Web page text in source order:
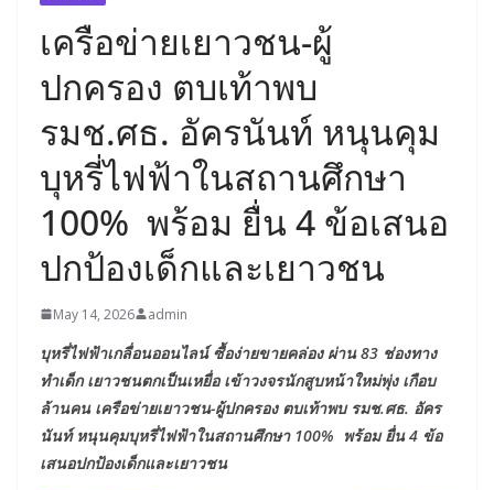
เครือข่ายเยาวชน-ผู้
ปกครอง ตบเท้าพบ
รมช.ศธ. อัครนันท์ หนุนคุม
บุหรี่ไฟฟ้าในสถานศึกษา
100% พร้อม ยื่น 4 ข้อเสนอ
ปกป้องเด็กและเยาวชน
May 14, 2026 admin
บุหรี่ไฟฟ้าเกลื่อนออนไลน์ ซื้อง่ายขายคล่อง ผ่าน 83 ช่องทาง
ทำเด็ก เยาวชนตกเป็นเหยื่อ เข้าวงจรนักสูบหน้าใหม่พุ่ง เกือบ
ล้านคน เครือข่ายเยาวชน-ผู้ปกครอง ตบเท้าพบ รมช.ศธ. อัคร
นันท์ หนุนคุมบุหรี่ไฟฟ้าในสถานศึกษา 100% พร้อม ยื่น 4 ข้อ
เสนอปกป้องเด็กและเยาวชน